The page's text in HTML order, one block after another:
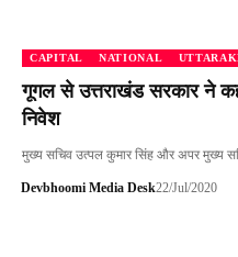
CAPITAL NATIONAL
गूगल से उत्तराखंड सरकार ने
निवेश
मुख्य सचिव उत्पल कुमार सिंह और अपर मुख्य
Devbhoomi Media Desk22/Jul/2020